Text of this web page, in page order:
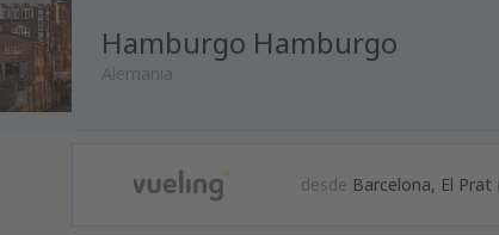
Hamburgo Hamburgo
Alemania
desde Barcelona, El Prat